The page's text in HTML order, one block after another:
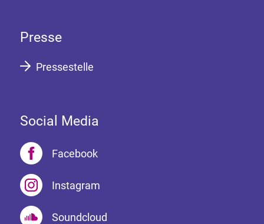
Presse
Pressestelle
Social Media
Facebook
Instagram
Soundcloud